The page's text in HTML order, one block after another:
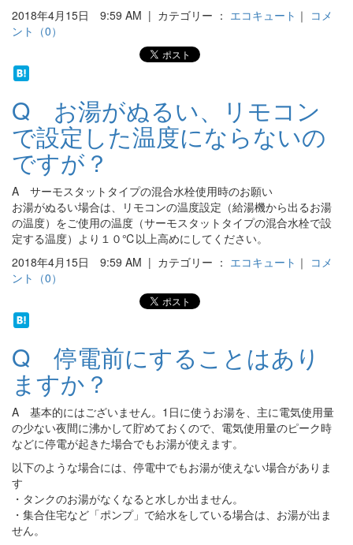
2018年4月15日 9:59 AM | カテゴリー ： エコキュート ｜ コメ
ント（0）
Q お湯がぬるい、リモコン
で設定した温度にならないの
ですが？
A サーモスタットタイプの混合水栓使用時のお願い
お湯がぬるい場合は、リモコンの温度設定（給湯機から出るお湯
の温度）をご使用の温度（サーモスタットタイプの混合水栓で設
定する温度）より１０℃以上高めにしてください。
2018年4月15日 9:59 AM | カテゴリー ： エコキュート ｜ コメ
ント（0）
Q 停電前にすることはあり
ますか？
A 基本的にはございません。1日に使うお湯を、主に電気使用量
の少ない夜間に沸かして貯めておくので、電気使用量のピーク時
などに停電が起きた場合でもお湯が使えます。
以下のような場合には、停電中でもお湯が使えない場合がありま
す
・タンクのお湯がなくなると水しか出ません。
・集合住宅など「ポンプ」で給水をしている場合は、お湯が出ま
せん。